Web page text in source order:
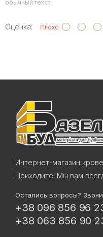
обычный текст.
Оценка: Плохо
Интернет-магазин
Приходите! Мы вам
Остались вопросы?
+38 096 856 96
+38 063 856 90